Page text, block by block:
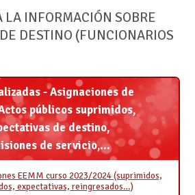
LA INFORMACIÓN SOBRE
DESTINO (FUNCIONARIOS
- Asignaciones de
públicos suprimidos,
de destino,
de servicio,...
EEMM curso 2023/2024 (suprimidos,
expectativas, reingresados…)